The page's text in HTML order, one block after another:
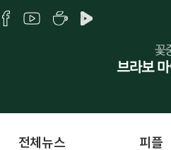
전체뉴스 피플